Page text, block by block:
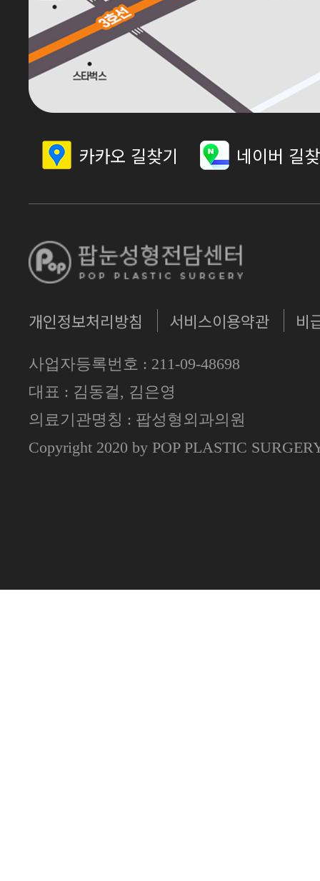
카카오 길찾기 네이버 길
개인정보처리방침 서비스이용약관 비
사업자등록번호 : 211-09-48698
대표 : 김동걸, 김은영
의료기관명칭 : 팝성형외과의원
Copyright 2020 by POP PLASTIC